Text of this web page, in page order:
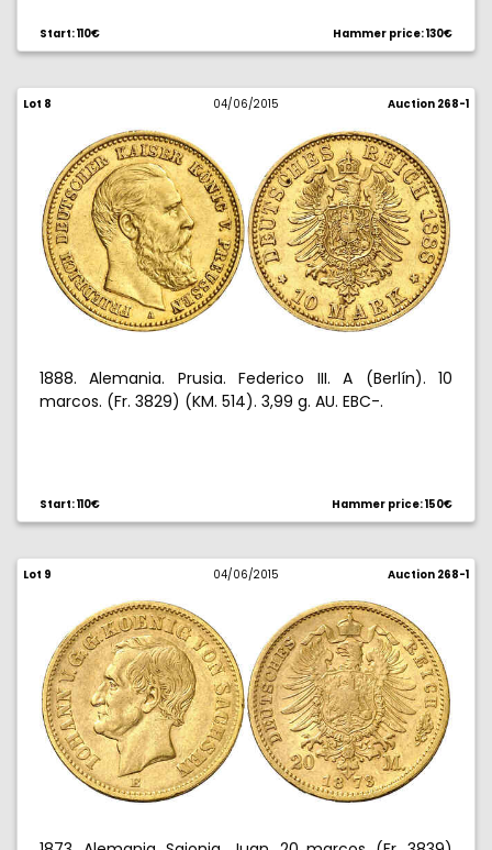
Start: 110€ Hammer price: 130€
Lot 8 04/06/2015 Auction 268-1
1888. Alemania. Prusia. Federico III. A (Berlín). 10
marcos. (Fr. 3829) (KM. 514). 3,99 g. AU. EBC-.
Start: 110€ Hammer price: 150€
Lot 9 04/06/2015 Auction 268-1